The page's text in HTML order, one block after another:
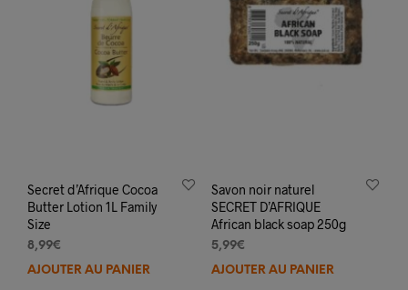
Secret d’Afrique Cocoa
Butter Lotion 1L Family
Size
8,99€
AJOUTER AU PANIER
Savon noir naturel
SECRET D’AFRIQUE
African black soap 250g
5,99€
AJOUTER AU PANIER